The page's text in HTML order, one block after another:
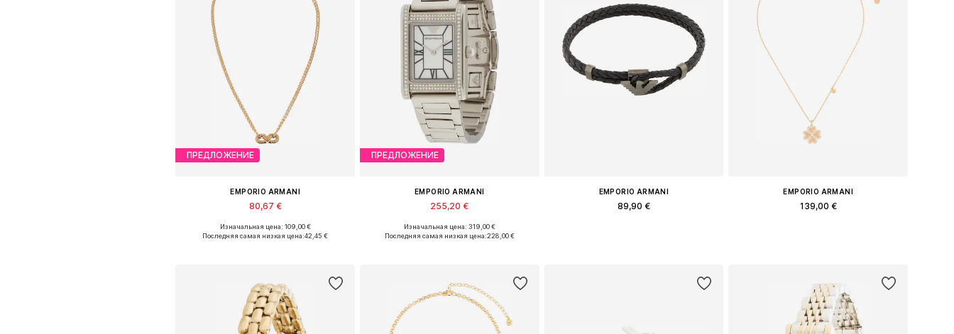
ПРЕДЛОЖЕНИЕ
EMPORIO ARMANI
80,67 €
Доступные размеры: One Size
Изначальная цена: 109,00 €
Последняя самая низкая цена:42,45 €
ПРЕДЛОЖЕНИЕ
EMPORIO ARMANI
255,20 €
Доступные размеры: One Size
Изначальная цена: 319,00 €
Последняя самая низкая цена:228,00 €
EMPORIO ARMANI
89,90 €
EMPORIO ARMANI
139,00 €